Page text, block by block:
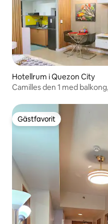
Hotellrum i Quezon City
Camilles den 1 med
Gästfavorit
Gästfavorit